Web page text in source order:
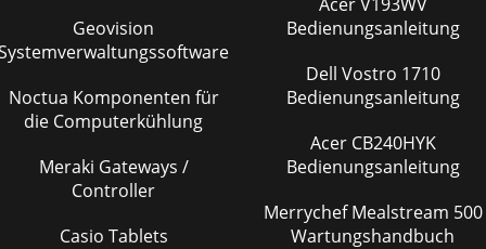
Geovision
Noctua Komponenten für
die Computerkühlung
Meraki Gateways /
Controller
Casio Tablets
Bedienungsanleitung
Dell Vostro 1710
Bedienungsanleitung
Acer CB240HYK
Bedienungsanleitung
Merrychef Mealstream 500
Wartungshandbuch